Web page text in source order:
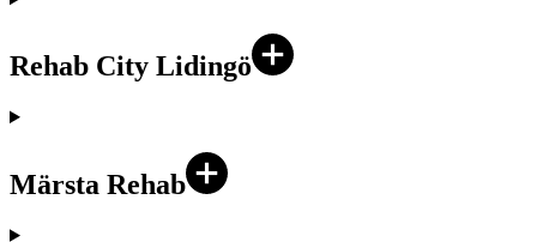
Rehab City Lidingö
Märsta Rehab